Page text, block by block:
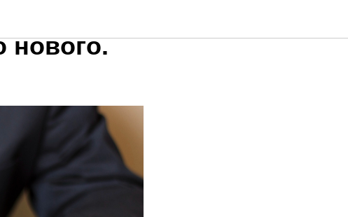
нового.